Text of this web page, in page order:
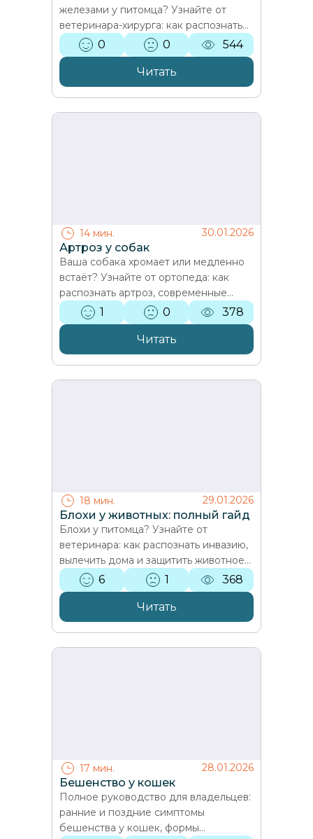
железами у питомца? Узнайте от
ветеринара-хирурга: как распознать
воспаление, правильно лечить и
предотвратить осложнения.
0 0 544
Читать
14 мин. 30.01.2026
Артроз у собак
Ваша собака хромает или медленно
встаёт? Узнайте от ортопеда: как
распознать артроз, современные
методы лечения, физиотерапия и
диета. Боль в суставах,…
1 0 378
Читать
18 мин. 29.01.2026
Блохи у животных: полный гайд
Блохи у питомца? Узнайте от
ветеринара: как распознать инвазию,
вылечить дома и защитить животное
от осложнений. Жизненный цикл
паразитов, методы лечения,…
6 1 368
Читать
17 мин. 28.01.2026
Бешенство у кошек
Полное руководство для владельцев:
ранние и поздние симптомы
бешенства у кошек, формы